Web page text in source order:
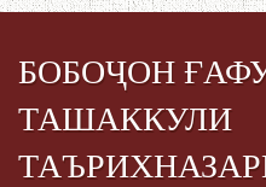
БОБОҶОН
ТАШАККУЛИ